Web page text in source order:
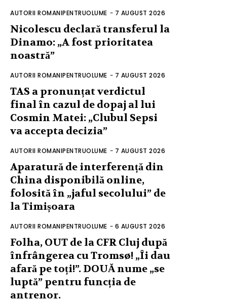
AUTORII ROMANIPENTRUOLUME - 7 AUGUST 2026
Nicolescu declară transferul la
Dinamo: „A fost prioritatea
noastră”
AUTORII ROMANIPENTRUOLUME - 7 AUGUST 2026
TAS a pronunțat verdictul
final în cazul de dopaj al lui
Cosmin Matei: „Clubul Sepsi
va accepta decizia”
AUTORII ROMANIPENTRUOLUME - 7 AUGUST 2026
Aparatură de interferență din
China disponibilă online,
folosită în „jaful secolului” de
la Timișoara
AUTORII ROMANIPENTRUOLUME - 6 AUGUST 2026
Folha, OUT de la CFR Cluj după
înfrângerea cu Tromsø! „Îi dau
afară pe toți!”. DOUĂ nume „se
luptă” pentru funcția de
antrenor.